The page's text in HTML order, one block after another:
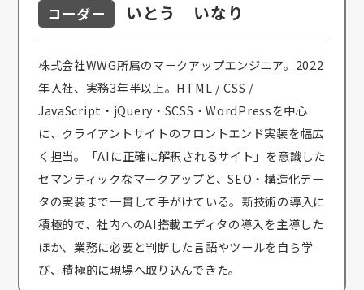
コーダー いとう いなり
株式会社WWG所属のマークアップエンジニア。2022
年入社、実務3年半以上。HTML / CSS /
JavaScript・jQuery・SCSS・WordPressを中心
に、クライアントサイトのフロントエンド実装を幅広
く担当。「AIに正確に解釈されるサイト」を意識した
セマンティックなマークアップと、SEO・構造化デー
タの実装まで一貫して手がけている。新技術の導入に
積極的で、社内へのAI搭載エディタの導入を主導した
ほか、業務に必要と判断した言語やツールを自ら学
び、積極的に現場へ取り込んできた。